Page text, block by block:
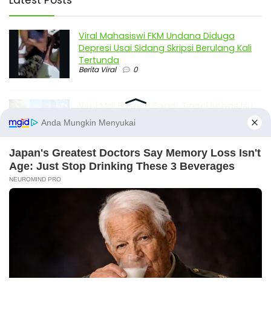
Viral Mahasiswi FKM Undana Diduga
Depresi Usai Sidang Skripsi Berulang Kali
Tertunda
Berita Viral 0
Viral Mal Pasang Pagar Tinggi Imbas Isu
Demo Agustus, Polri Pastikan Situasi
Aman dan Tingkatkan Intelijen serta
Berita Viral 1
Viral Alutsista Berjejer di Monas Dikaitkan
Demo Besar, Mabes TNI Beri Penjelasan
Berita Viral 2
Viral Ayah Tinggalkan Istri dan Bayi Demi
Dugaan Selingkuhan Sesama Jenis
Berita Viral 2